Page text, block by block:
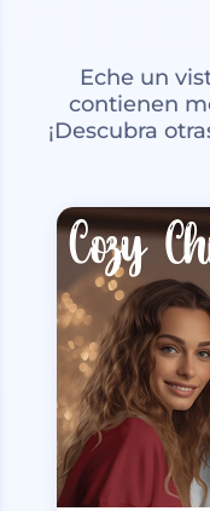
Eche un
contienen
¡Descubra